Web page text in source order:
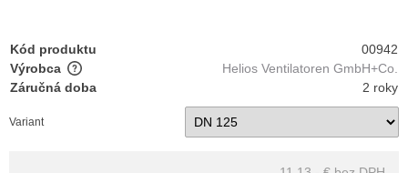
Kód produktu
00942
Výrobca
Helios Ventilatoren GmbH+Co.
Záručná doba
2 roky
Variant